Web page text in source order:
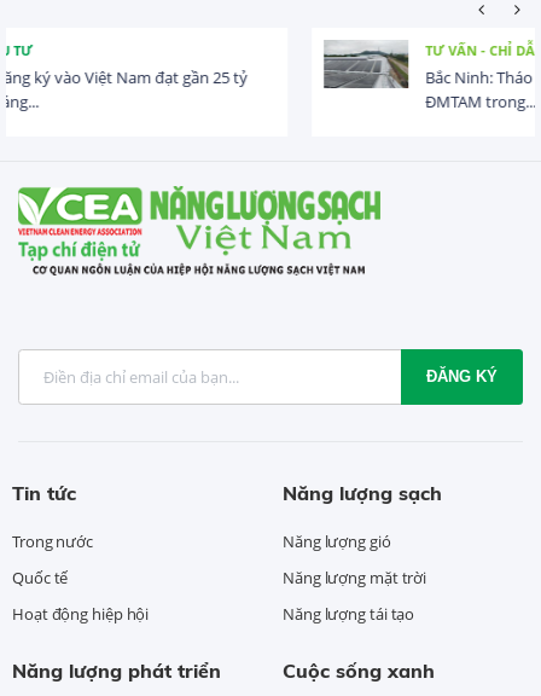
Bắc Ninh: Tháo gỡ khó khăn trong triển khai lắp đặt
ĐĂNG KÝ
Tin tức
Trong nước
Quốc tế
Hoạt động hiệp hội
Năng lượng sạch
Năng lượng gió
Năng lượng mặt trời
Năng lượng tái tạo
Năng lượng phát triển Cuộc sống xanh